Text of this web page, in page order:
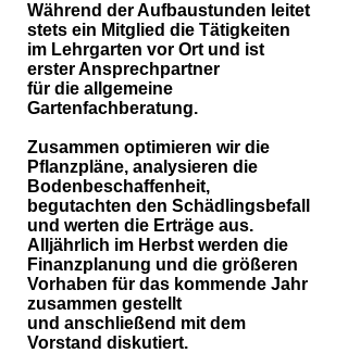
Während der Aufbaustunden leitet
stets ein Mitglied die Tätigkeiten
im Lehrgarten vor Ort und ist
erster Ansprechpartner
für die allgemeine
Gartenfachberatung.
Zusammen optimieren wir die
Pflanzpläne, analysieren die
Bodenbeschaffenheit,
begutachten den Schädlingsbefall
und werten die Erträge aus.
Alljährlich im Herbst werden die
Finanzplanung und die größeren
Vorhaben für das kommende Jahr
zusammen gestellt
und anschließend mit dem
Vorstand diskutiert.